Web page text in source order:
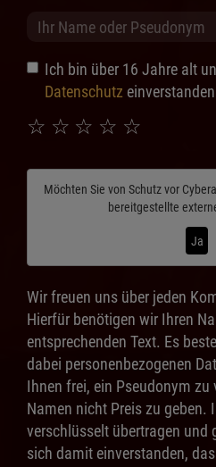
Ich bin über 16 Jahre alt
Datenschutz
☆
☆
☆
☆
☆
Möchten Sie von Schutz vor
bereitgestellte
Ja
Wir freuen uns über jeden
Hierfür benötigen wir Ihren
entsprechenden Text. Es
dabei personenbezogenen
Ihnen frei, ein Pseudonym zu
Namen nicht Preis zu geben.
verschlüsselt übertragen und
sich damit einverstanden,